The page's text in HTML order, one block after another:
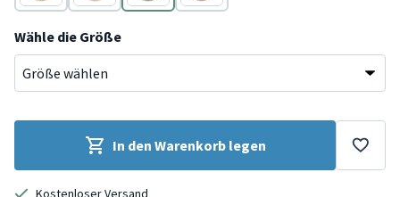
Grün Taupe Grün
Taupe
Wähle die Größe
In den Warenkorb legen
Kostenloser Versand